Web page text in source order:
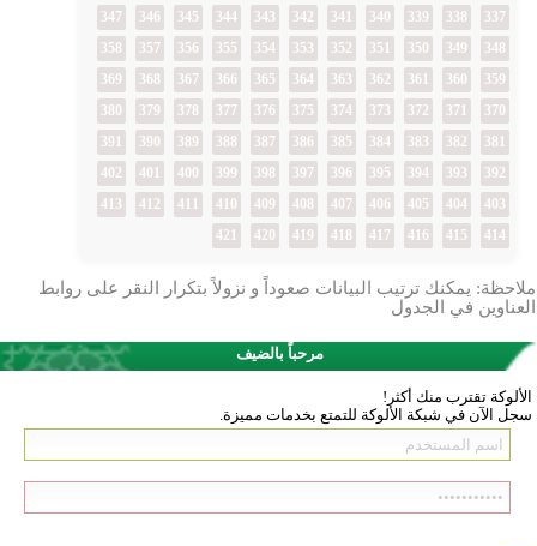
337
338
339
340
341
342
343
344
345
346
347
348
349
350
351
352
353
354
355
356
357
358
359
360
361
362
363
364
365
366
367
368
369
370
371
372
373
374
375
376
377
378
379
380
381
382
383
384
385
386
387
388
389
390
391
392
393
394
395
396
397
398
399
400
401
402
403
404
405
406
407
408
409
410
411
412
413
414
415
416
417
418
419
420
421
ملاحظة: يمكنك ترتيب البيانات صعوداً و نزولاً بتكرار النقر على روابط
العناوين في الجدول
مرحباً بالضيف
الألوكة تقترب منك أكثر!
سجل الآن في شبكة الألوكة للتمتع بخدمات مميزة.